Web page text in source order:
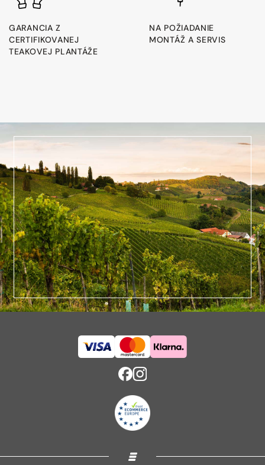
GARANCIA Z
CERTIFIKOVANEJ
TEAKOVEJ PLANTÁŽE
NA POŽIADANIE
MONTÁŽ A SERVIS